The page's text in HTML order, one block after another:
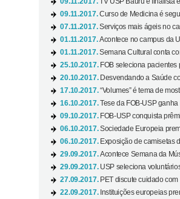
09.11.2017.Curso de Medicina é
07.11.2017.Serviços mais ágeis no
01.11.2017.Acontece no campus da
01.11.2017.Semana Cultural conta
25.10.2017. FOB seleciona pacientes
20.10.2017. Desvendando a Saúde
17.10.2017.“Volumes” é tema de
16.10.2017.Tese da FOB-USP
09.10.2017. FOB-USP conquista
06.10.2017.Sociedade Europeia
06.10.2017. Exposição de camisetas
29.09.2017.Acontece Semana da
29.09.2017. USP seleciona
27.09.2017. PET discute cuidado
22.09.2017. Instituições europeias